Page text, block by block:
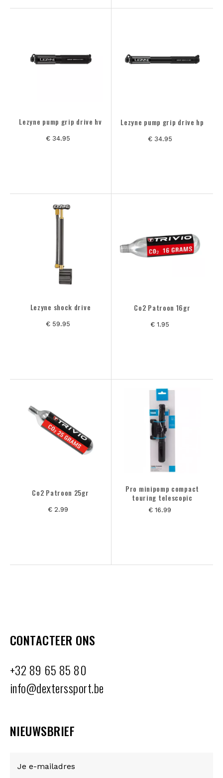
Lezyne pump grip drive hv
€ 34.95
Lezyne pump grip drive hp
€ 34.95
Lezyne shock drive
€ 59.95
Co2 Patroon 16gr
€ 1.95
Co2 Patroon 25gr
€ 2.99
Pro minipomp compact
touring telescopic
€ 16.99
CONTACTEER ONS
+32 89 65 85 80
info@dexterssport.be
NIEUWSBRIEF